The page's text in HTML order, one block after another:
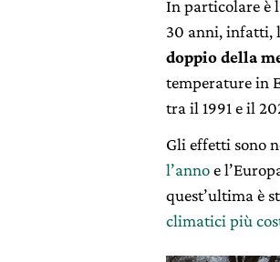
In particolare è
30 anni, infatti,
doppio della
temperature in
tra il 1991 e il
Gli effetti sono
l’annoe
quest’ultima è
climatici più